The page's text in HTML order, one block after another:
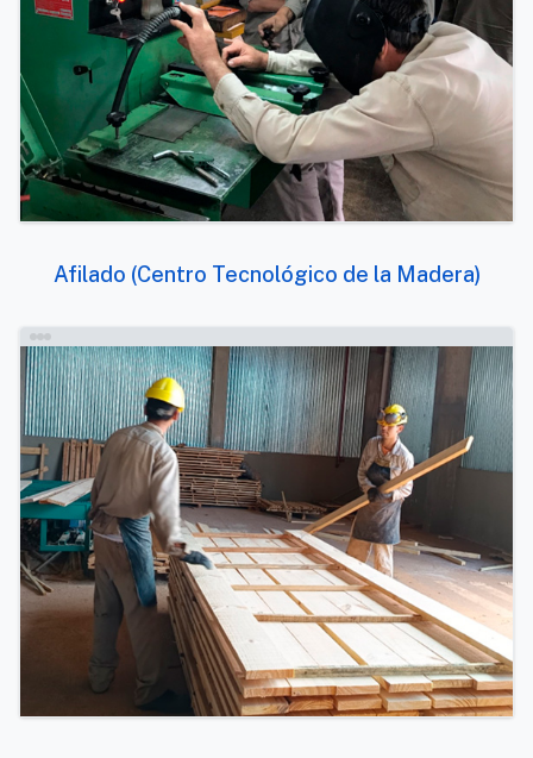
Afilado (Centro Tecnológico de la Madera)